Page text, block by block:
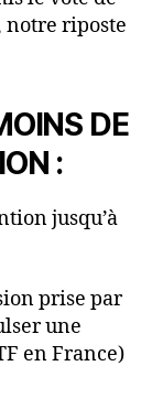
notre riposte
DE
:
jusqu’à
prise par
une
en France)